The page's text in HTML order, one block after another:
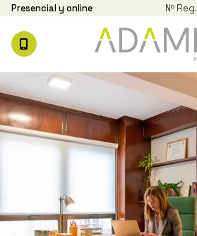
Presencial y online Nº Reg.